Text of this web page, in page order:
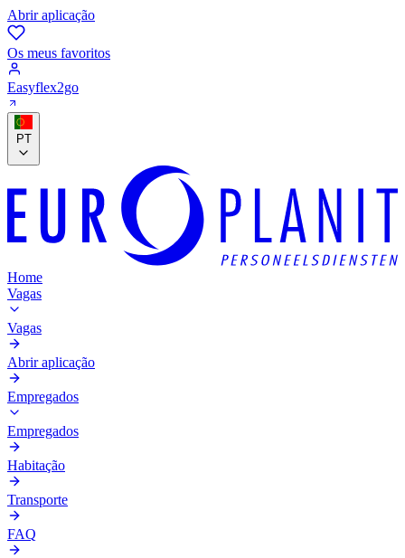
Abrir aplicação
Os meus favoritos
Easyflex2go
PT
Home
Vagas
Vagas
Abrir aplicação
Empregados
Empregados
Habitação
Transporte
FAQ